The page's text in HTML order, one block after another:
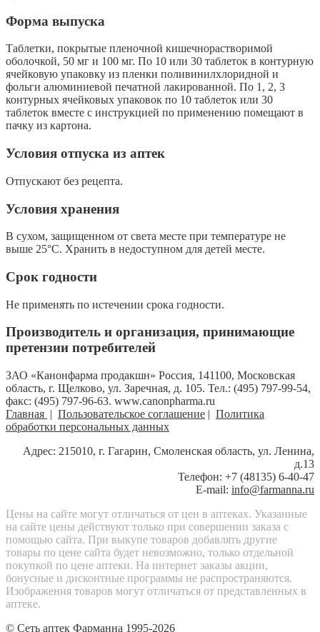
Форма выпуска
Таблетки, покрытые пленочной кишечнорастворимой
оболочкой, 50 мг и 100 мг. По 10 или 30 таблеток в контурную
ячейковую упаковку из пленки поливинилхлоридной и
фольги алюминиевой печатной лакированной. По 1, 2, 3
контурных ячейковых упаковок по 10 таблеток или 30
таблеток вместе с инструкцией по применению помещают в
пачку из картона.
Условия отпуска из аптек
Отпускают без рецепта.
Условия хранения
В сухом, защищенном от света месте при температуре не
выше 25°С. Хранить в недоступном для детей месте.
Срок годности
Не применять по истечении срока годности.
Производитель и организация, принимающие
претензии потребителей
ЗАО «Канонфарма продакшн» Россия, 141100, Московская
область, г. Щелково, ул. Заречная, д. 105. Тел.: (495) 797-99-54,
факс: (495) 797-96-63. www.canonpharma.ru
Главная | Пользовательское соглашение | Политика
обработки персональных данных
Адрес: 215010, г. Гагарин, Смоленская область, ул. Ленина,
д.13
Телефон: +7 (48135) 6-40-47
E-mail: info@farmanna.ru
Цены на сайте могут отличаться от цен в аптеках. Указанные
на сайте цены действуют только при совершении заказа с
помощью сайта. При выкупе товаров добавлять другие
товары по цене сайта будет невозможно, только отдельной
покупкой по цене аптеки. На интернет заказы акции,
бонусные и дисконтные программы не распространяются.
Изображения товаров могут отличаться от представленных в
аптеке.
© Сеть аптек Фарманна 1995-2026